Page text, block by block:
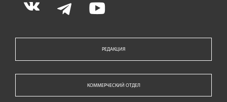
РЕДАКЦИЯ
КОММЕРЧЕСКИЙ ОТДЕЛ